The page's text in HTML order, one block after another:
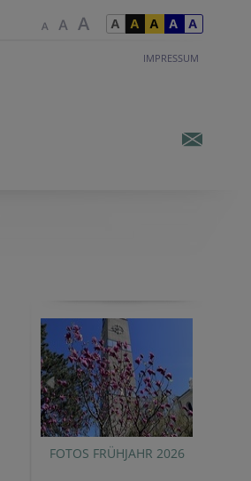
IMPRESSUM
FOTOS FRÜHJAHR 2026